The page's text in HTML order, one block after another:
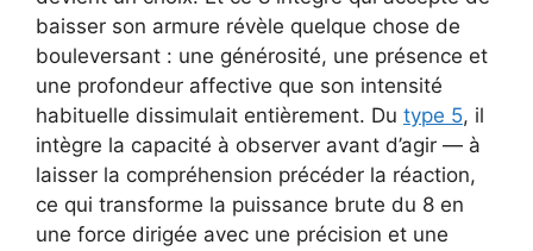
baisser son armure révèle quelque chose de
bouleversant : une générosité, une présence et
une profondeur affective que son intensité
habituelle dissimulait entièrement. Du type 5, il
intègre la capacité à observer avant d’agir — à
laisser la compréhension précéder la réaction,
ce qui transforme la puissance brute du 8 en
une force dirigée avec une précision et une